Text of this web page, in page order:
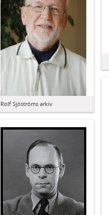
Rolf Sjöströms arkiv